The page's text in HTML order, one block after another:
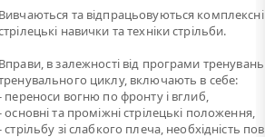
Вивчаються та відпрацьовуються комплексні
навички та техніки стрільби.
Вправи, в залежності від програми
циклу, включають в себе:
переноси вогню по фронту і вглиб,
основні та проміжні стрілецькі положення,
стрільбу зі слабкого плеча, необхідність